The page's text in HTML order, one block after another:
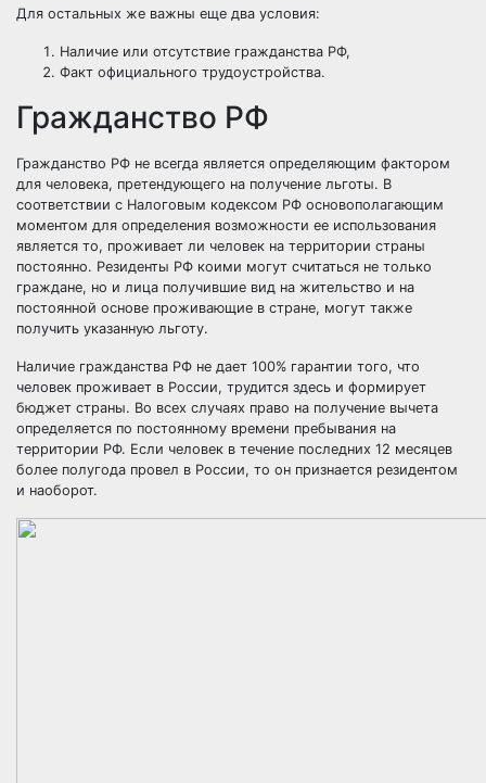
Для остальных же важны еще два условия:
Наличие или отсутствие гражданства РФ,
Факт официального трудоустройства.
Гражданство РФ
Гражданство РФ не всегда является определяющим фактором
для человека, претендующего на получение льготы. В
соответствии с Налоговым кодексом РФ основополагающим
моментом для определения возможности ее использования
является то, проживает ли человек на территории страны
постоянно. Резиденты РФ коими могут считаться не только
граждане, но и лица получившие вид на жительство и на
постоянной основе проживающие в стране, могут также
получить указанную льготу.
Наличие гражданства РФ не дает 100% гарантии того, что
человек проживает в России, трудится здесь и формирует
бюджет страны. Во всех случаях право на получение вычета
определяется по постоянному времени пребывания на
территории РФ. Если человек в течение последних 12 месяцев
более полугода провел в России, то он признается резидентом
и наоборот.